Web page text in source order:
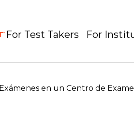
For Test Takers For
Exámenes en un Centro de